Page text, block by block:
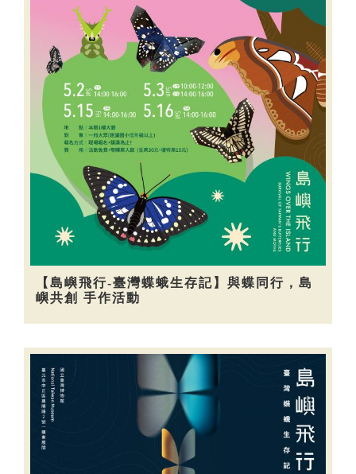
【島嶼飛行-臺灣蝶蛾生存記】與蝶同行，島
嶼共創 手作活動